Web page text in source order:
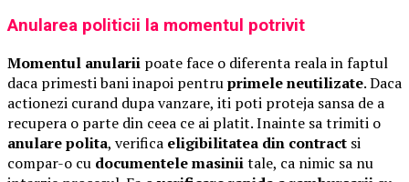
Anularea politicii la momentul potrivit
Momentul anularii poate face o diferenta reala in faptul
daca primesti bani inapoi pentruprimele neutilizate. Daca
actionezi curand dupa vanzare, iti poti proteja sansa de a
recupera o parte din ceea ce ai platit. Inainte sa trimiti o
anulare polita, verifica eligibilitatea din contract si
compar-o cu documentele masiniitale, ca nimic sa nu